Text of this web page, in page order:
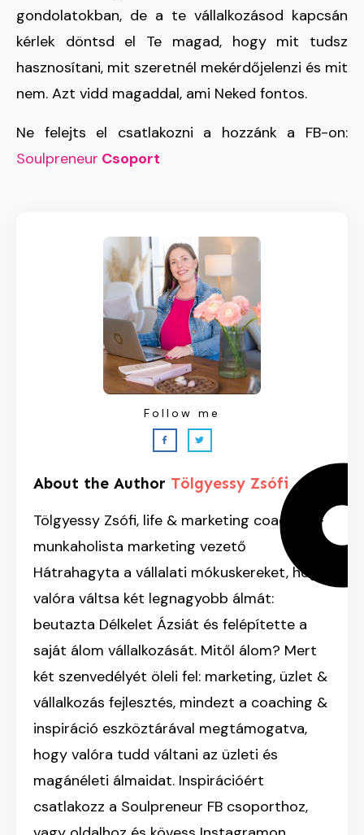
gondolatokban, de a te vállalkozásod kapcsán
kérlek döntsd el Te magad, hogy mit tudsz
hasznosítani, mit szeretnél mekérdőjelenzi és mit
nem. Azt vidd magaddal, ami Neked fontos.
Ne felejts el csatlakozni a hozzánk a FB-on:
Soulpreneur Csoport
About the Author Tölgyessy Zsófi
Tölgyessy Zsófi, life & marketing coach, ex-
munkaholista marketing vezető
Hátrahagyta a vállalati mókuskereket, hogy
valóra váltsa két legnagyobb álmát:
beutazta Délkelet Ázsiát és felépítette a
saját álom vállalkozását. Mitől álom? Mert
két szenvedélyét öleli fel: marketing, üzlet &
vállalkozás fejlesztés, mindezt a coaching &
inspiráció eszköztárával megtámogatva,
hogy valóra tudd váltani az üzleti és
magánéleti álmaidat. Inspirációért
csatlakozz a Soulpreneur FB csoporthoz,
Follow me